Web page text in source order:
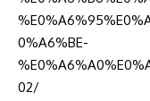
0%A6%BE-